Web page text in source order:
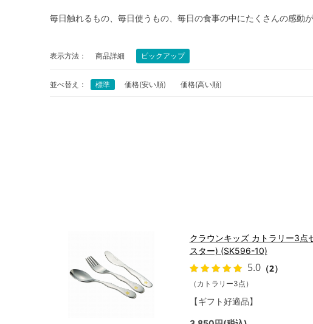
毎日触れるもの、毎日使うもの、毎日の食事の中にたくさんの感動が
表示方法： 商品詳細 ピックアップ
並べ替え： 標準 価格(安い順) 価格(高い順)
クラウンキッズ カトラリー3点
スター) (SK596-10)
5.0（2）
（カトラリー3点）
【ギフト好適品】